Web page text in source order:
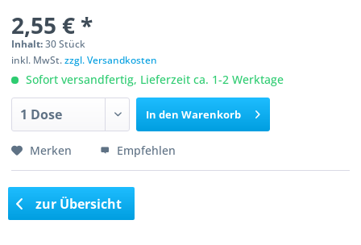
2,55 € *
Inhalt:30 Stück
inkl. MwSt.zzgl. Versandkosten
Sofort versandfertig, Lieferzeit ca. 1-2 Werktage
In den Warenkorb
Merken Empfehlen
zur Übersicht